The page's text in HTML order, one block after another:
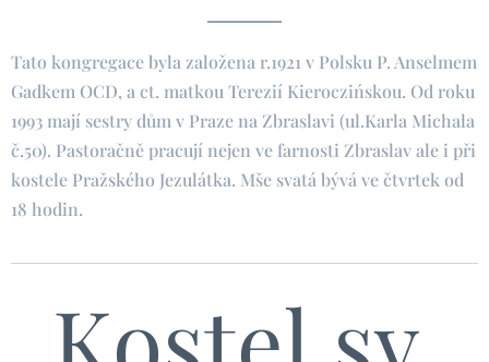
Tato kongregace byla založena r.1921 v Polsku P. Anselmem
Gadkem OCD, a ct. matkou Terezií Kieroczińskou. Od roku
1993 mají sestry dům v Praze na Zbraslavi (ul.Karla Michala
č.50). Pastoračně pracují nejen ve farnosti Zbraslav ale i při
kostele Pražského Jezulátka. Mše svatá bývá ve čtvrtek od
18 hodin.